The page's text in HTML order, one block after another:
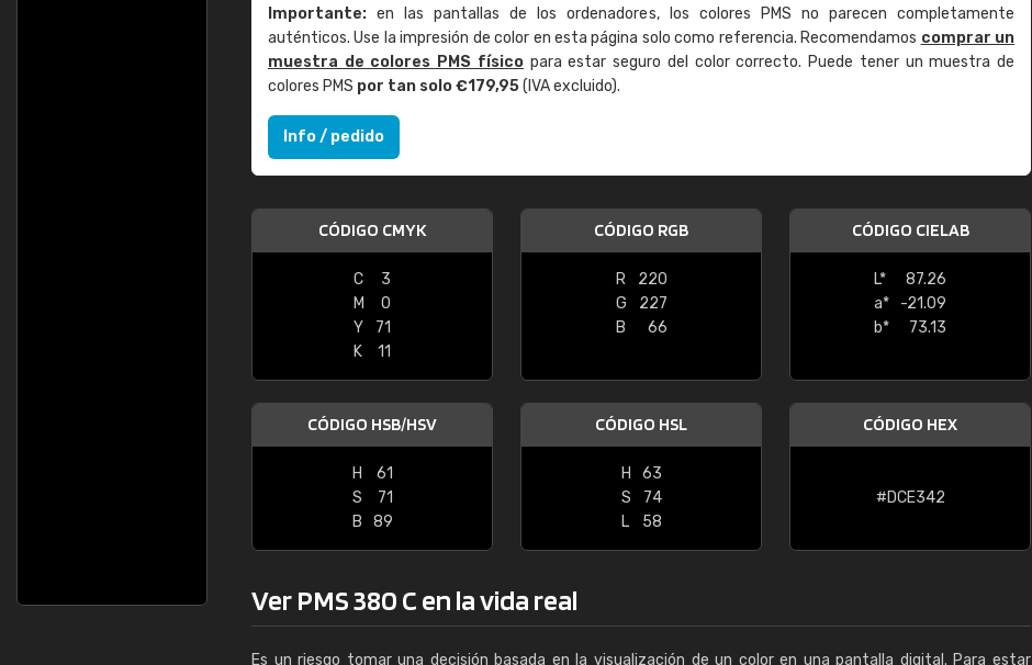
Importante: en las pantallas de los ordenadores, los colores PMS no parecen completamente
auténticos. Use la impresión de color en esta página solo como referencia. Recomendamos comprar un
muestra de colores PMS físicopara estar seguro del color correcto. Puede tener un muestra de
colores PMS por tan solo €179,95(IVA excluido).
Info / pedido
CÓDIGO CMYK
C
3
M
0
Y
71
K
11
CÓDIGO RGB
R
220
G
227
B
66
CÓDIGO CIELAB
L*
87.26
a*
-21.09
b*
73.13
CÓDIGO HSB/HSV
H
61
S
71
B
89
CÓDIGO HSL
H
63
S
74
L
58
CÓDIGO HEX
#DCE342
Ver PMS 380 C en la vida real
Es un riesgo tomar una decisión basada en la visualización de un color en una pantalla digital. Para estar
"Buen servicio. No obstante No es fácil
encontrar/comprar lo que se busca"